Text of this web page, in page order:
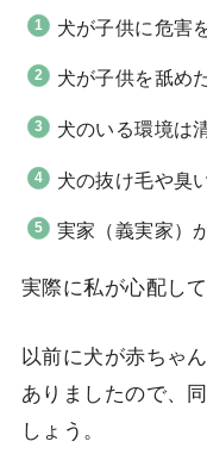
犬が子供に危害
犬が子供を舐め
犬のいる環境は
犬の抜け毛や臭
実家（義実家）
実際に私が心配し
以前に犬が赤ちゃ
ありましたので、
しょう。